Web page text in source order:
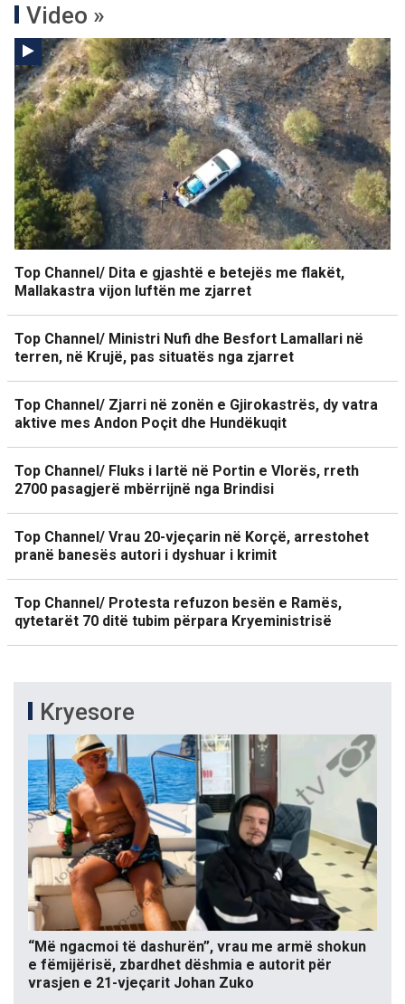
Video »
Top Channel/ Dita e gjashtë e betejës me flakët,
Mallakastra vijon luftën me zjarret
Top Channel/ Ministri Nufi dhe Besfort Lamallari në
terren, në Krujë, pas situatës nga zjarret
Top Channel/ Zjarri në zonën e Gjirokastrës, dy vatra
aktive mes Andon Poçit dhe Hundëkuqit
Top Channel/ Fluks i lartë në Portin e Vlorës, rreth
2700 pasagjerë mbërrijnë nga Brindisi
Top Channel/ Vrau 20-vjeçarin në Korçë, arrestohet
pranë banesës autori i dyshuar i krimit
Top Channel/ Protesta refuzon besën e Ramës,
qytetarët 70 ditë tubim përpara Kryeministrisë
Kryesore
“Më ngacmoi të dashurën”, vrau me armë shokun
e fëmijërisë, zbardhet dëshmia e autorit për
vrasjen e 21-vjeçarit Johan Zuko